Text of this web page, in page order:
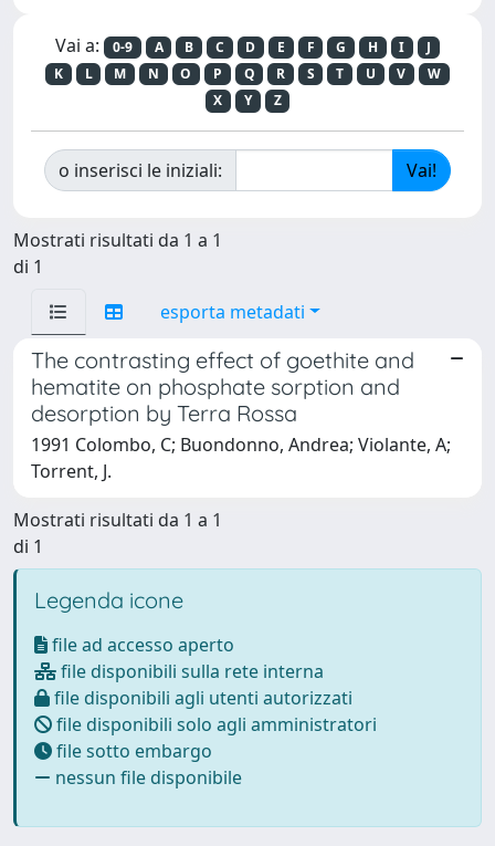
Vai a: 0-9 A B C D E F G H I
J
K
L M N O P Q R S T U V
W
X
Y Z
o inserisci le iniziali:
Mostrati risultati da 1 a 1
di 1
esporta metadati
The contrasting effect of goethite and
hematite on phosphate sorption and
desorption by Terra Rossa
1991 Colombo, C; Buondonno, Andrea; Violante, A;
Torrent, J.
Mostrati risultati da 1 a 1
di 1
Legenda icone
file ad accesso aperto
file disponibili sulla rete interna
file disponibili agli utenti autorizzati
file disponibili solo agli amministratori
file sotto embargo
nessun file disponibile